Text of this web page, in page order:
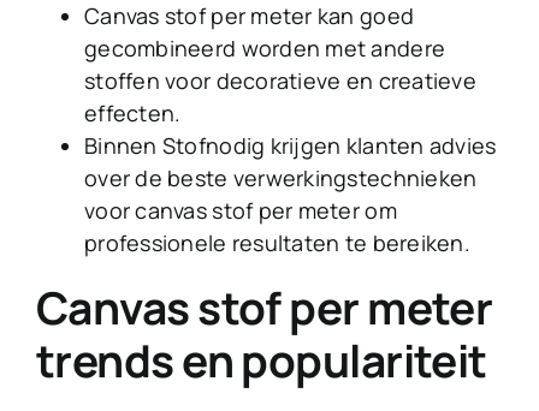
Canvas stof per meter kan goed
gecombineerd worden met andere
stoffen voor decoratieve en creatieve
effecten.
Binnen Stofnodig krijgen klanten advies
over de beste verwerkingstechnieken
voor canvas stof per meter om
professionele resultaten te bereiken.
Canvas stof per meter
trends en populariteit